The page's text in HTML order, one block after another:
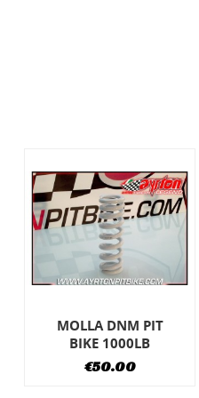
MOLLA DNM PIT
BIKE 1000LB
€50.00